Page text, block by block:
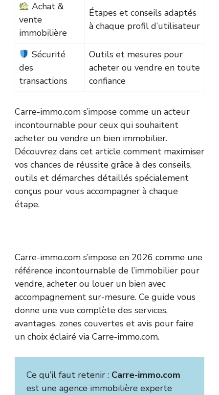
Achat &
vente
immobilière
Étapes et conseils adaptés
à chaque profil d’utilisateur
Sécurité
des
transactions
Outils et mesures pour
acheter ou vendre en toute
confiance
Carre-immo.com s’impose comme un acteur
incontournable pour ceux qui souhaitent
acheter ou vendre un bien immobilier.
Découvrez dans cet article comment maximiser
vos chances de réussite grâce à des conseils,
outils et démarches détaillés spécialement
conçus pour vous accompagner à chaque
étape.
Carre-immo.com s’impose en 2026 comme une
référence incontournable de l’immobilier pour
vendre, acheter ou louer un bien avec
accompagnement sur-mesure. Ce guide vous
donne une vue complète des services,
avantages, zones couvertes et avis pour faire
un choix éclairé via Carre-immo.com.
Ce qu’il faut retenir : Carre-immo.com
est une agence immobilière experte